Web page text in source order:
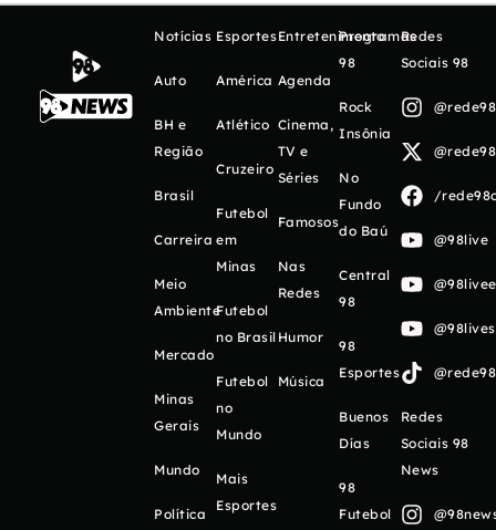
Notícias
Auto
BH e
Região
Brasil
Carreira
Meio
Ambiente
Mercado
Minas
Gerais
Mundo
Política
Esportes
América
Atlético
Cruzeiro
Futebol
em
Minas
Futebol
no Brasil
Futebol
no
Mundo
Mais
Esportes
Entretenimento
Agenda
Cinema,
TV e
Séries
Famosos
Nas
Redes
Humor
Música
Programas
98
Rock
Insônia
No
Fundo
do Baú
Central
98
98
Esportes
Buenos
Días
98
Futebol
Redes
Sociais 98
/
@98live
Redes
Sociais 98
News